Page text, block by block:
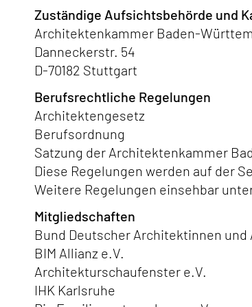
Zuständige Aufsichtsbehörde und
Architektenkammer Baden-
Danneckerstr. 54
D-70182 Stuttgart
Berufsrechtliche Regelungen
Architektengesetz
Berufsordnung
Satzung der Architektenkammer
Diese Regelungen werden auf der
Weitere Regelungen einsehbar
Mitgliedschaften
Bund Deutscher Architektinnen und
BIM Allianz e.V.
Architekturschaufenster e.V.
IHK Karlsruhe